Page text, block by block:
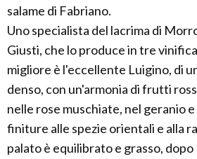
salame di Fabriano.
Uno specialista del lacrima di
Giusti, che lo produce in tre
migliore è l'eccellente Luigino, di
denso, con un'armonia di frutti
nelle rose muschiate, nel geranio
finiture alle spezie orientali e alla
palato è equilibrato e grasso, dopo